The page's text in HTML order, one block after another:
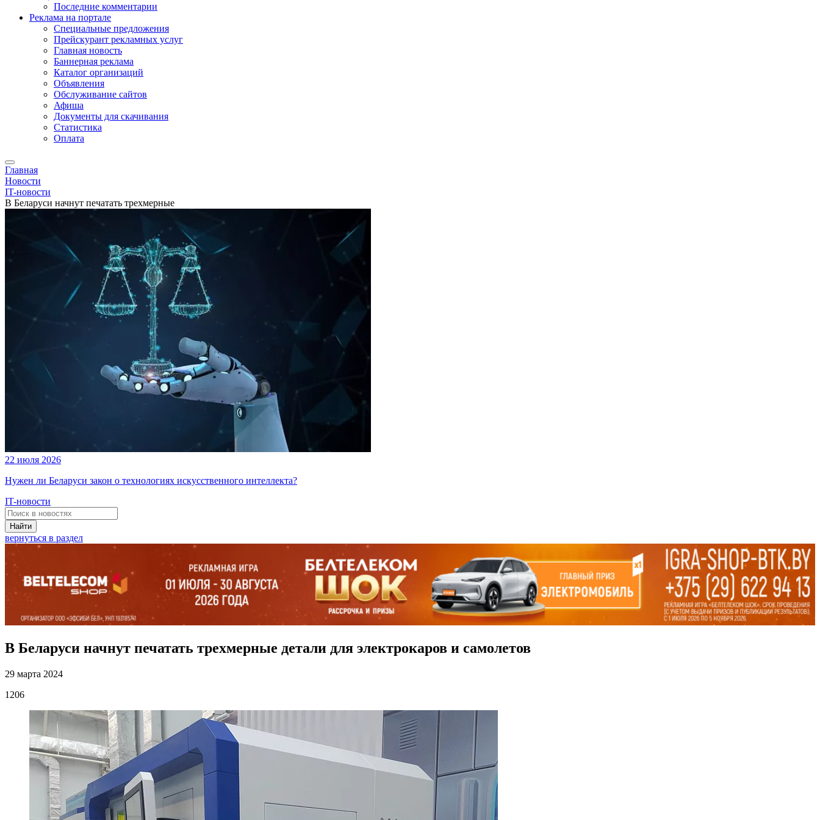
Последние комментарии
Реклама на портале
Специальные предложения
Прейскурант рекламных услуг
Главная новость
Баннерная реклама
Каталог организаций
Объявления
Обслуживание сайтов
Афиша
Документы для скачивания
Статистика
Оплата
Главная
Новости
IT-новости
В Беларуси начнут печатать трехмерные
22 июля 2026
Нужен ли Беларуси закон о технологиях искусственного интеллекта?
IT-новости
Найти
вернуться в раздел
В Беларуси начнут печатать трехмерные детали для электрокаров и самолетов
29 марта 2024
1206